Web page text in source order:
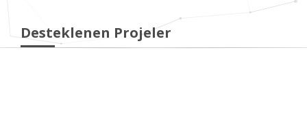
Desteklenen Projeler